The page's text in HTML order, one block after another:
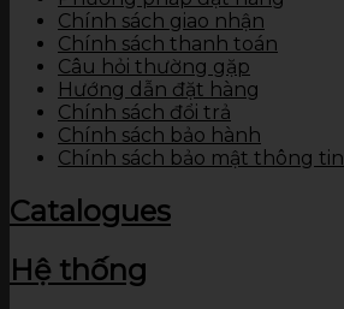
Chính sách giao nhận
Chính sách thanh toán
Câu hỏi thường gặp
Hướng dẫn đặt hàng
Chính sách đổi trả
Chính sách bảo hành
Chính sách bảo mật thông tin
Catalogues
Hệ thống